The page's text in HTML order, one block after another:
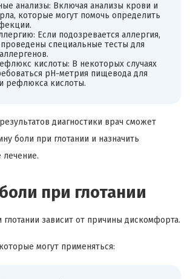
анализы: Включая анализы крови и
которые могут помочь определить
Если подозревается аллергия,
специальные тесты для
кислоты: В некоторых случаях
pH-метрия пищевода для
рефлюкса кислоты.
диагностики врач сможет
боли при глотании и назначить
при глотании
зависит от причины дискомфорта.
могут применяться: